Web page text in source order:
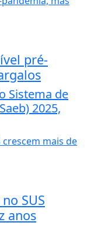
pré-
Sistema de
2025,
SUS
anos